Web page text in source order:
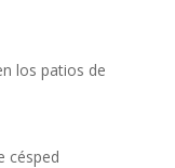
los patios de
césped